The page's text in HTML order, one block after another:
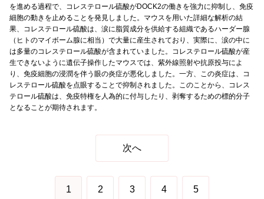
を進める過程で、コレステロール硫酸がDOCK2の働きを強力に抑制し、免疫
細胞の動きを止めることを発見しました。マウスを用いた詳細な解析の結
果、コレステロール硫酸は、涙に脂質成分を供給する組織であるハーダー腺
（ヒトのマイボーム腺に相当）で大量に産生されており、実際に、涙の中に
は多量のコレステロール硫酸が含まれていました。コレステロール硫酸が産
生できないように遺伝子操作したマウスでは、紫外線照射や抗原投与によ
り、免疫細胞の浸潤を伴う眼の炎症が悪化しました。一方、この炎症は、コ
レステロール硫酸を点眼することで抑制されました。このことから、コレス
テロール硫酸は、免疫特権を人為的に付与したり、剥奪するための標的分子
となることが期待されます。
次へ
1 2 3 4 5